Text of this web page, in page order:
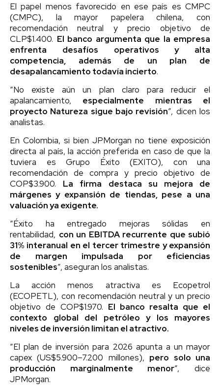
El papel menos favorecido en ese país es CMPC
(CMPC), la mayor papelera chilena, con
recomendación neutral y precio objetivo de
CLP$1.400. El banco argumenta que la empresa
enfrenta desafíos operativos y alta
competencia, además de un plan de
desapalancamiento todavía incierto.
“No existe aún un plan claro para reducir el
apalancamiento, especialmente mientras el
proyecto Natureza sigue bajo revisión”, dicen los
analistas.
En Colombia, si bien JPMorgan no tiene exposición
directa al país, la acción preferida en caso de que la
tuviera es Grupo Éxito (EXITO), con una
recomendación de compra y precio objetivo de
COP$3.900. La firma destaca su mejora de
márgenes y expansión de tiendas, pese a una
valuación ya exigente.
“Éxito ha entregado mejoras sólidas en
rentabilidad, con un EBITDA recurrente que subió
31% interanual en el tercer trimestre y expansión
de margen impulsada por eficiencias
sostenibles”, aseguran los analistas.
La acción menos atractiva es Ecopetrol
(ECOPETL), con recomendación neutral y un precio
objetivo de COP$1.970. El banco resalta que el
contexto global del petróleo y los mayores
niveles de inversión limitan el atractivo.
“El plan de inversión para 2026 apunta a un mayor
capex (US$5.900–7.200 millones), pero solo una
producción marginalmente menor”, dice
JPMorgan.